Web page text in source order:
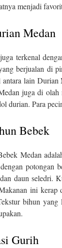
menjadi
Medan
terkenal
berjualan di
antara lain
juga di olah
durian. Para
Bebek
Medan
potongan
daun seledri.
ini kerap
bihun yang
Gurih